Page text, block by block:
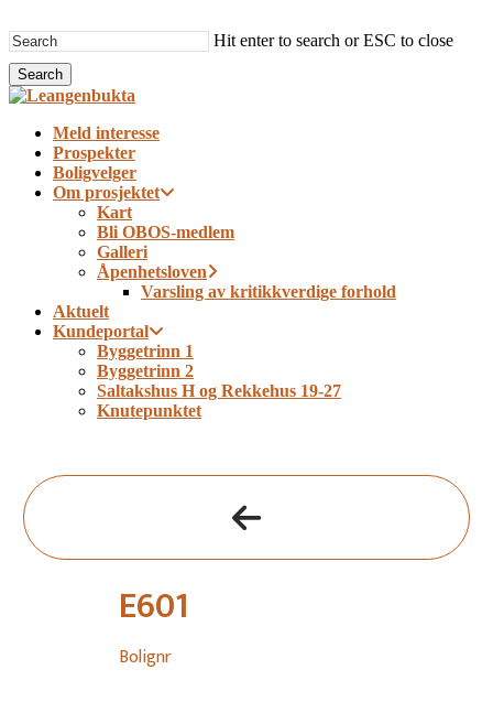
to
main
content
Hit enter to search or ESC to close
Search
Close
Menu Meld interesse
Prospekter
Boligvelger
Om prosjektet
Kart
Bli OBOS-medlem
Galleri
Åpenhetsloven
Varsling av kritikkverdige forhold
Aktuelt
Kundeportal
Byggetrinn 1
Byggetrinn 2
Saltakshus H og Rekkehus 19-27
Knutepunktet
E601
Bolignr